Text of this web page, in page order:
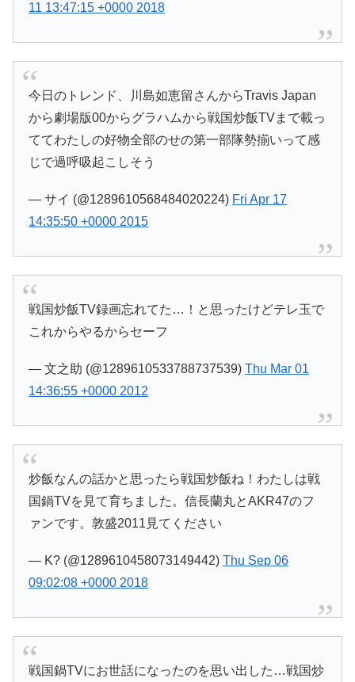
11 13:47:15 +0000 2018
今日のトレンド、川島如恵留さんからTravis Japan
から劇場版00からグラハムから戦国炒飯TVまで載っ
ててわたしの好物全部のせの第一部隊勢揃いって感
じで過呼吸起こしそう
— サイ (@1289610568484020224) Fri Apr 17
14:35:50 +0000 2015
戦国炒飯TV録画忘れてた…！と思ったけどテレ玉で
これからやるからセーフ
— 文之助 (@1289610533788737539)Thu Mar 01
14:36:55 +0000 2012
炒飯なんの話かと思ったら戦国炒飯ね！わたしは戦
国鍋TVを見て育ちました。信長蘭丸とAKR47のフ
ァンです。敦盛2011見てください
— K? (@1289610458073149442)Thu Sep 06
09:02:08 +0000 2018
戦国鍋TVにお世話になったのを思い出した…戦国炒